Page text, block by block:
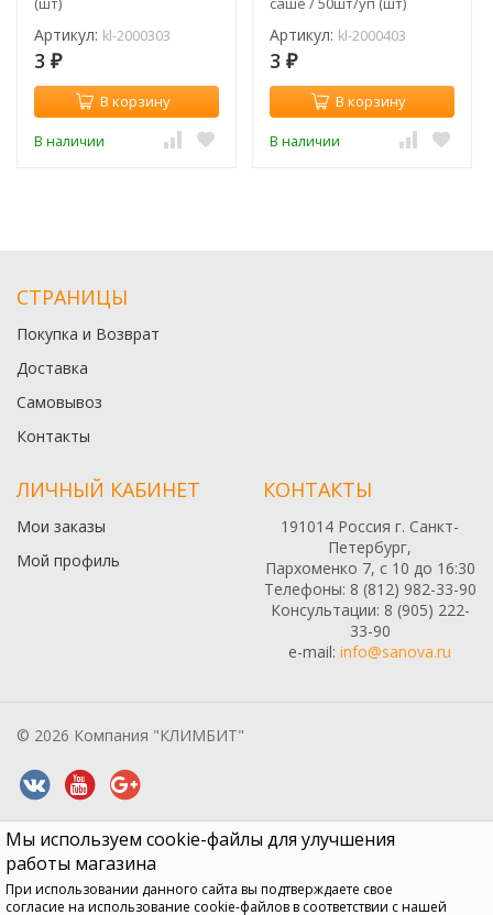
Мы используем cookie-файлы для улучшения
работы магазина
При использовании данного сайта вы подтверждаете свое
согласие на использование cookie-файлов в соответствии с нашей
Артикул: kl-2000303
3 ₽
В корзину
В наличии
Артикул: kl-2000403
3 ₽
В корзину
В наличии
СТРАНИЦЫ
Покупка и Возврат
Доставка
Самовывоз
Контакты
ЛИЧНЫЙ КАБИНЕТ
Мои заказы
Мой профиль
КОНТАКТЫ
191014 Россия г. Санкт-
Петербург,
Пархоменко 7, с 10 до 16:30
Телефоны: 8 (812) 982-33-90
Консультации: 8 (905) 222-
33-90
e-mail: info@sanova.ru
© 2026 Компания "КЛИМБИТ"
Все содержимое данного сайта: товары, услуги, цены на них,
описания продукции, статьи и методические рекомендации носят
публичной офертой, признаки которой прописаны в статье 437 ГК